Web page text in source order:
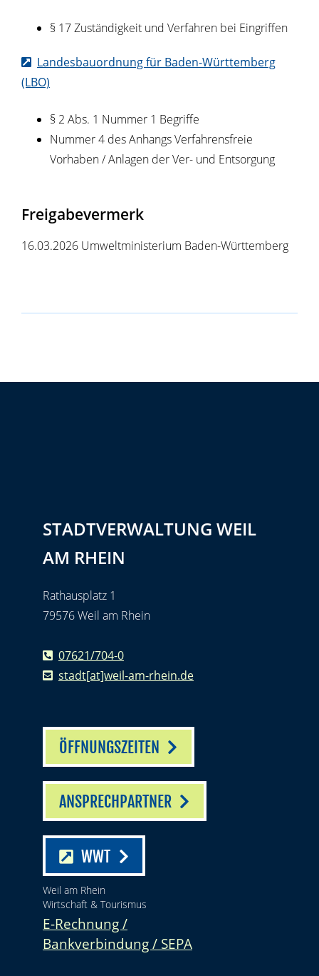
§ 17 Zuständigkeit und Verfahren bei Eingriffen
Landesbauordnung für Baden-Württemberg
(LBO)
§ 2 Abs. 1 Nummer 1 Begriffe
Nummer 4 des Anhangs Verfahrensfreie
Vorhaben / Anlagen der Ver- und Entsorgung
Freigabevermerk
16.03.2026 Umweltministerium Baden-Württemberg
STADTVERWALTUNG WEIL
AM RHEIN
Rathausplatz 1
79576 Weil am Rhein
07621/704-0
stadt[at]weil-am-rhein.de
ÖFFNUNGSZEITEN
ANSPRECHPARTNER
WWT
Weil am Rhein
Wirtschaft & Tourismus
E-Rechnung /
Bankverbindung / SEPA